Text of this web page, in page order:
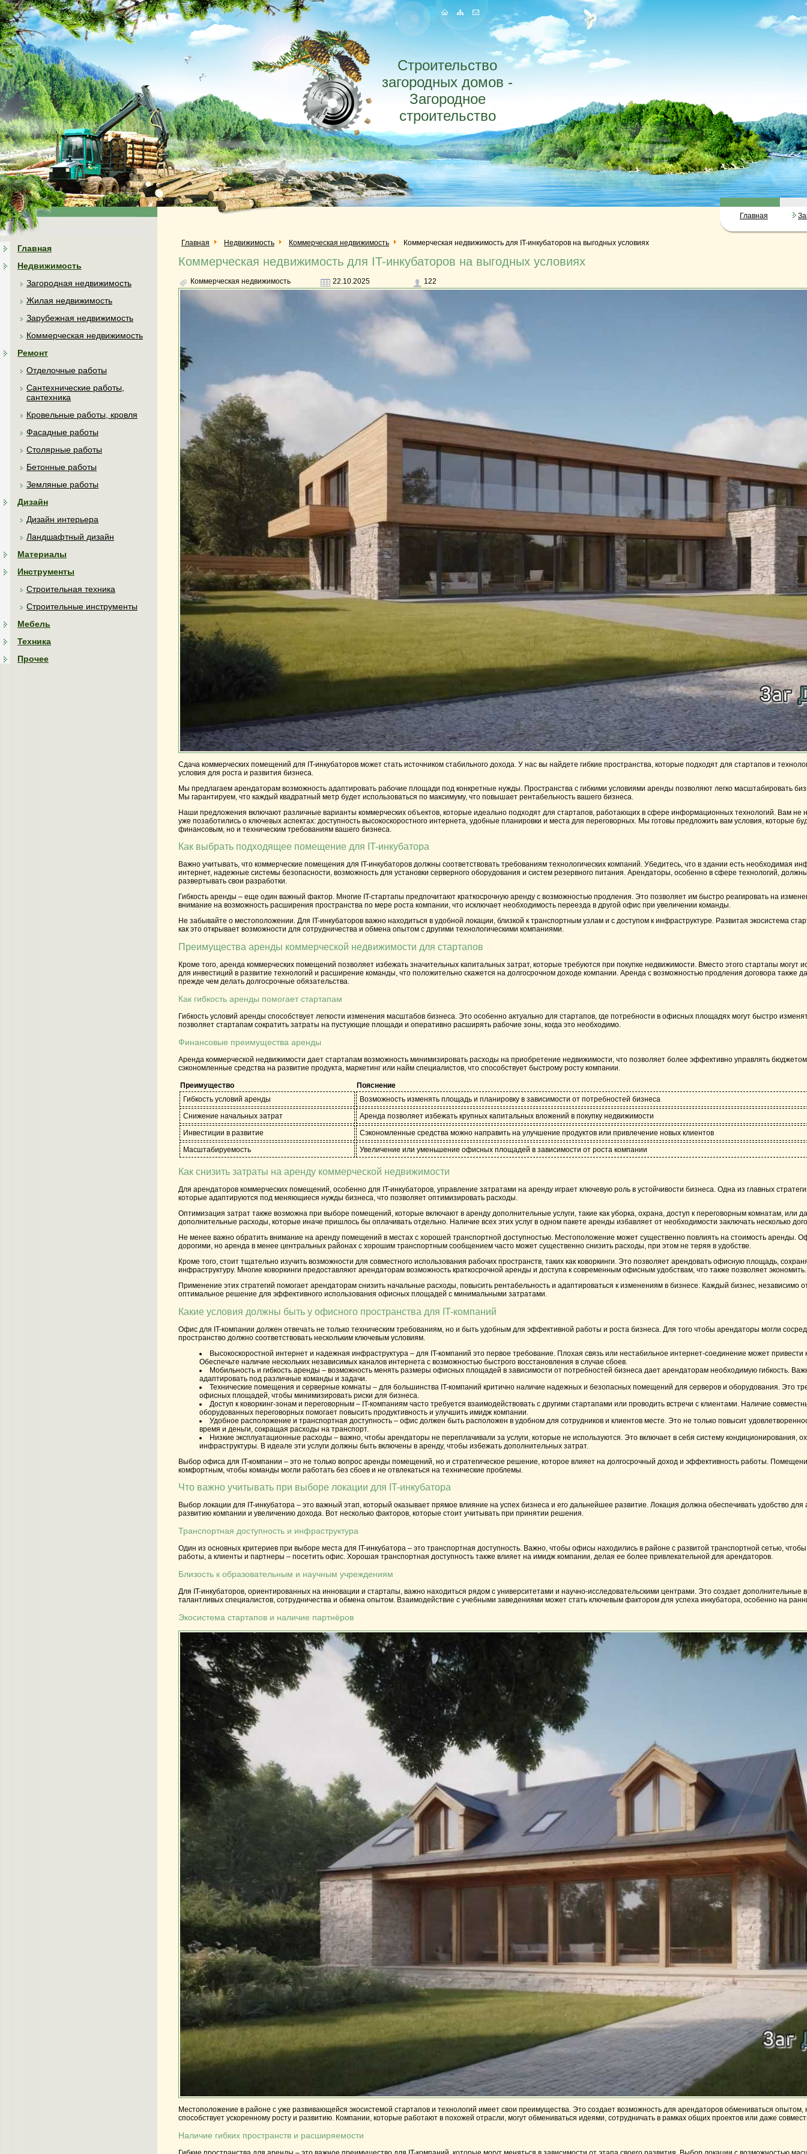
Строительство
загородных домов -
Загородное
строительство
Главная
Главная
Недвижимость
Загородная недвижимость
Жилая недвижимость
Зарубежная недвижимость
Коммерческая недвижимость
Ремонт
Отделочные работы
Сантехнические работы,
сантехника
Кровельные работы, кровля
Фасадные работы
Столярные работы
Бетонные работы
Земляные работы
Дизайн
Дизайн интерьера
Ландшафтный дизайн
Материалы
Инструменты
Строительная техника
Строительные инструменты
Мебель
Техника
Прочее
Главная Недвижимость Коммерческая недвижимость Коммерческая недвижимость для IT-инкубаторов на выгодных условиях
Коммерческая недвижимость для IT-инкубаторов на выгодных условиях
Коммерческая недвижимость 22.10.2025 122
Сдача коммерческих помещений для IT-инкубаторов может стать источником стабильного дохода. У нас вы найдете гибкие пространства, которые подходят для стартапов и
условия для роста и развития бизнеса.
Мы предлагаем арендаторам возможность адаптировать рабочие площади под конкретные нужды. Пространства с гибкими условиями аренды позволяют легко масштабировать
Мы гарантируем, что каждый квадратный метр будет использоваться по максимуму, что повышает рентабельность вашего бизнеса.
Наши предложения включают различные варианты коммерческих объектов, которые идеально подходят для стартапов, работающих в сфере информационных технологий. Вам не
уже позаботились о ключевых аспектах: доступность высокоскоростного интернета, удобные планировки и места для переговорных. Мы готовы предложить вам условия, которые
финансовым, но и техническим требованиям вашего бизнеса.
Как выбрать подходящее помещение для IT-инкубатора
Важно учитывать, что коммерческие помещения для IT-инкубаторов должны соответствовать требованиям технологических компаний. Убедитесь, что в здании есть необходимая
интернет, надежные системы безопасности, возможность для установки серверного оборудования и систем резервного питания. Арендаторы, особенно в сфере технологий,
развертывать свои разработки.
Гибкость аренды – еще один важный фактор. Многие IT-стартапы предпочитают краткосрочную аренду с возможностью продления. Это позволяет им быстро реагировать на
внимание на возможность расширения пространства по мере роста компании, что исключает необходимость переезда в другой офис при увеличении команды.
Не забывайте о местоположении. Для IT-инкубаторов важно находиться в удобной локации, близкой к транспортным узлам и с доступом к инфраструктуре. Развитая экосистема
как это открывает возможности для сотрудничества и обмена опытом с другими технологическими компаниями.
Преимущества аренды коммерческой недвижимости для стартапов
Кроме того, аренда коммерческих помещений позволяет избежать значительных капитальных затрат, которые требуются при покупке недвижимости. Вместо этого стартапы могут
для инвестиций в развитие технологий и расширение команды, что положительно скажется на долгосрочном доходе компании. Аренда с возможностью продления договора также
прежде чем делать долгосрочные обязательства.
Как гибкость аренды помогает стартапам
Гибкость условий аренды способствует легкости изменения масштабов бизнеса. Это особенно актуально для стартапов, где потребности в офисных площадях могут быстро
позволяет стартапам сократить затраты на пустующие площади и оперативно расширять рабочие зоны, когда это необходимо.
Финансовые преимущества аренды
Аренда коммерческой недвижимости дает стартапам возможность минимизировать расходы на приобретение недвижимости, что позволяет более эффективно управлять
сэкономленные средства на развитие продукта, маркетинг или найм специалистов, что способствует быстрому росту компании.
Преимущество
Пояснение
Гибкость условий аренды
Возможность изменять площадь и планировку в зависимости от потребностей бизнеса
Снижение начальных затрат
Аренда позволяет избежать крупных капитальных вложений в покупку недвижимости
Инвестиции в развитие
Сэкономленные средства можно направить на улучшение продуктов или привлечение новых клиентов
Масштабируемость
Увеличение или уменьшение офисных площадей в зависимости от роста компании
Как снизить затраты на аренду коммерческой недвижимости
Для арендаторов коммерческих помещений, особенно для IT-инкубаторов, управление затратами на аренду играет ключевую роль в устойчивости бизнеса. Одна из главных
которые адаптируются под меняющиеся нужды бизнеса, что позволяет оптимизировать расходы.
Оптимизация затрат также возможна при выборе помещений, которые включают в аренду дополнительные услуги, такие как уборка, охрана, доступ к переговорным комнатам, или
дополнительные расходы, которые иначе пришлось бы оплачивать отдельно. Наличие всех этих услуг в одном пакете аренды избавляет от необходимости заключать несколько
Не менее важно обратить внимание на аренду помещений в местах с хорошей транспортной доступностью. Местоположение может существенно повлиять на стоимость аренды.
дорогими, но аренда в менее центральных районах с хорошим транспортным сообщением часто может существенно снизить расходы, при этом не теряя в удобстве.
Кроме того, стоит тщательно изучить возможности для совместного использования рабочих пространств, таких как коворкинги. Это позволяет арендовать офисную площадь,
инфраструктуру. Многие коворкинги предоставляют арендаторам возможность краткосрочной аренды и доступа к современным офисным удобствам, что также позволяет экономить.
Применение этих стратегий помогает арендаторам снизить начальные расходы, повысить рентабельность и адаптироваться к изменениям в бизнесе. Каждый бизнес, независимо
оптимальное решение для эффективного использования офисных площадей с минимальными затратами.
Какие условия должны быть у офисного пространства для IT-компаний
Офис для IT-компании должен отвечать не только техническим требованиям, но и быть удобным для эффективной работы и роста бизнеса. Для того чтобы арендаторы могли
пространство должно соответствовать нескольким ключевым условиям.
Высокоскоростной интернет и надежная инфраструктура – для IT-компаний это первое требование. Плохая связь или нестабильное интернет-соединение может привести
Обеспечьте наличие нескольких независимых каналов интернета с возможностью быстрого восстановления в случае сбоев.
Мобильность и гибкость аренды – возможность менять размеры офисных площадей в зависимости от потребностей бизнеса дает арендаторам необходимую гибкость.
адаптировать под различные команды и задачи.
Технические помещения и серверные комнаты – для большинства IT-компаний критично наличие надежных и безопасных помещений для серверов и оборудования. Это
офисных площадей, чтобы минимизировать риски для бизнеса.
Доступ к коворкинг-зонам и переговорным – IT-компаниям часто требуется взаимодействовать с другими стартапами или проводить встречи с клиентами. Наличие
оборудованных переговорных помогает повысить продуктивность и улучшить имидж компании.
Удобное расположение и транспортная доступность – офис должен быть расположен в удобном для сотрудников и клиентов месте. Это не только повысит
время и деньги, сокращая расходы на транспорт.
Низкие эксплуатационные расходы – важно, чтобы арендаторы не переплачивали за услуги, которые не используются. Это включает в себя систему кондиционирования,
инфраструктуры. В идеале эти услуги должны быть включены в аренду, чтобы избежать дополнительных затрат.
Выбор офиса для IT-компании – это не только вопрос аренды помещений, но и стратегическое решение, которое влияет на долгосрочный доход и эффективность работы.
комфортным, чтобы команды могли работать без сбоев и не отвлекаться на технические проблемы.
Что важно учитывать при выборе локации для IT-инкубатора
Выбор локации для IT-инкубатора – это важный этап, который оказывает прямое влияние на успех бизнеса и его дальнейшее развитие. Локация должна обеспечивать удобство для
развитию компании и увеличению дохода. Вот несколько факторов, которые стоит учитывать при принятии решения.
Транспортная доступность и инфраструктура
Один из основных критериев при выборе места для IT-инкубатора – это транспортная доступность. Важно, чтобы офисы находились в районе с развитой транспортной сетью, чтобы
работы, а клиенты и партнеры – посетить офис. Хорошая транспортная доступность также влияет на имидж компании, делая ее более привлекательной для арендаторов.
Близость к образовательным и научным учреждениям
Для IT-инкубаторов, ориентированных на инновации и стартапы, важно находиться рядом с университетами и научно-исследовательскими центрами. Это создает дополнительные
талантливых специалистов, сотрудничества и обмена опытом. Взаимодействие с учебными заведениями может стать ключевым фактором для успеха инкубатора, особенно на
Экосистема стартапов и наличие партнёров
Местоположение в районе с уже развивающейся экосистемой стартапов и технологий имеет свои преимущества. Это создает возможность для арендаторов обмениваться опытом,
способствует ускоренному росту и развитию. Компании, которые работают в похожей отрасли, могут обмениваться идеями, сотрудничать в рамках общих проектов или даже
Наличие гибких пространств и расширяемости